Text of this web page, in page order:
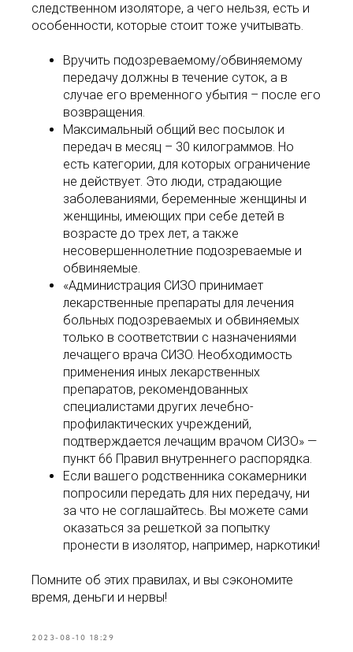
следственном изоляторе, а чего нельзя, есть и
особенности, которые стоит тоже учитывать.
Вручить подозреваемому/обвиняемому
передачу должны в течение суток, а в
случае его временного убытия – после его
возвращения.
Максимальный общий вес посылок и
передач в месяц – 30 килограммов. Но
есть категории, для которых ограничение
не действует. Это люди, страдающие
заболеваниями, беременные женщины и
женщины, имеющих при себе детей в
возрасте до трех лет, а также
несовершеннолетние подозреваемые и
обвиняемые.
«Администрация СИЗО принимает
лекарственные препараты для лечения
больных подозреваемых и обвиняемых
только в соответствии с назначениями
лечащего врача СИЗО. Необходимость
применения иных лекарственных
препаратов, рекомендованных
специалистами других лечебно-
профилактических учреждений,
подтверждается лечащим врачом СИЗО» ―
пункт 66 Правил внутреннего распорядка.
Если вашего родственника сокамерники
попросили передать для них передачу, ни
за что не соглашайтесь. Вы можете сами
оказаться за решеткой за попытку
пронести в изолятор, например, наркотики!
Помните об этих правилах, и вы сэкономите
время, деньги и нервы!
2023-08-10 18:29